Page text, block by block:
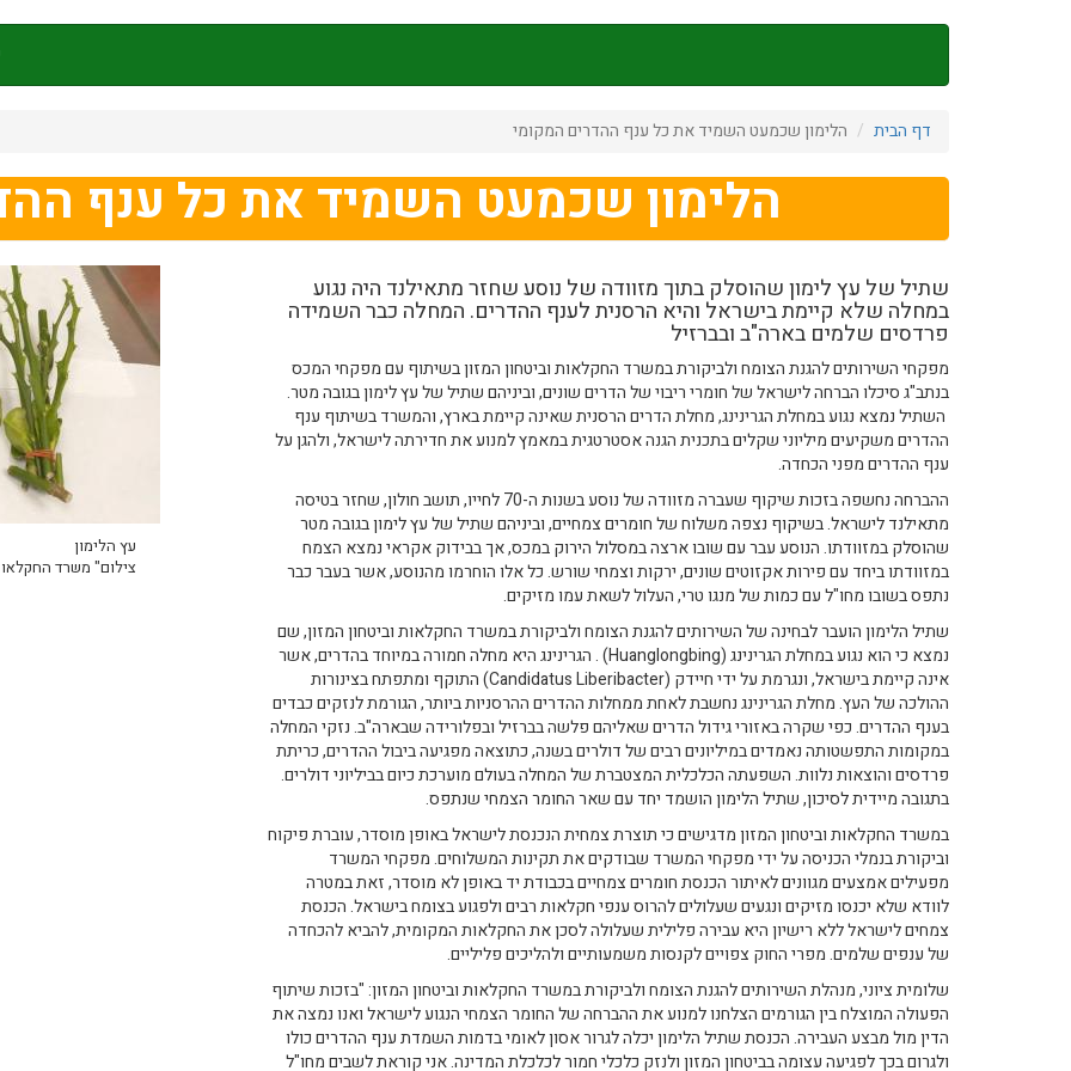
דף הבית הלימון שכמעט השמיד את כל ענף ההדרים המקומי
הלימון שכמעט השמיד את כל ענף
שתיל של עץ לימון שהוסלק בתוך מזוודה של נוסע שחזר מתאילנד היה נגוע
במחלה שלא קיימת בישראל והיא הרסנית לענף ההדרים. המחלה כבר השמידה
פרדסים שלמים בארה"ב ובברזיל
מפקחי השירותים להגנת הצומח ולביקורת במשרד החקלאות וביטחון המזון בשיתוף עם מפקחי המכס
בנתב"ג סיכלו הברחה לישראל של חומרי ריבוי של הדרים שונים, וביניהם שתיל של עץ לימון בגובה מטר.
השתיל נמצא נגוע במחלת הגרינינג, מחלת הדרים הרסנית שאינה קיימת בארץ, והמשרד בשיתוף ענף
ההדרים משקיעים מיליוני שקלים בתכנית הגנה אסטרטגית במאמץ למנוע את חדירתה לישראל, ולהגן על
ענף ההדרים מפני הכחדה.
ההברחה נחשפה בזכות שיקוף שעברה מזוודה של נוסע בשנות ה-70 לחייו, תושב חולון, שחזר בטיסה
מתאילנד לישראל. בשיקוף נצפה משלוח של חומרים צמחיים, וביניהם שתיל של עץ לימון בגובה מטר
שהוסלק במזוודתו. הנוסע עבר עם שובו ארצה במסלול הירוק במכס, אך בבידוק אקראי נמצא הצמח
במזוודתו ביחד עם פירות אקזוטים שונים, ירקות וצמחי שורש. כל אלו הוחרמו מהנוסע, אשר בעבר כבר
נתפס בשובו מחו"ל עם כמות של מנגו טרי, העלול לשאת עמו מזיקים.
שתיל הלימון הועבר לבחינה של השירותים להגנת הצומח ולביקורת במשרד החקלאות וביטחון המזון, שם
נמצא כי הוא נגוע במחלת הגרינינג (Huanglongbing) . הגרינינג היא מחלה חמורה במיוחד בהדרים, אשר
אינה קיימת בישראל, ונגרמת על ידי חיידק (Candidatus Liberibacter) התוקף ומתפתח בצינורות
ההולכה של העץ. מחלת הגרינינג נחשבת לאחת ממחלות ההדרים ההרסניות ביותר, הגורמת לנזקים כבדים
בענף ההדרים. כפי שקרה באזורי גידול הדרים שאליהם פלשה בברזיל ובפלורידה שבארה"ב. נזקי המחלה
במקומות התפשטותה נאמדים במיליונים רבים של דולרים בשנה, כתוצאה מפגיעה ביבול ההדרים, כריתת
פרדסים והוצאות נלוות. השפעתה הכלכלית המצטברת של המחלה בעולם מוערכת כיום בביליוני דולרים.
בתגובה מיידית לסיכון, שתיל הלימון הושמד יחד עם שאר החומר הצמחי שנתפס.
במשרד החקלאות וביטחון המזון מדגישים כי תוצרת צמחית הנכנסת לישראל באופן מוסדר, עוברת פיקוח
וביקורת בנמלי הכניסה על ידי מפקחי המשרד שבודקים את תקינות המשלוחים. מפקחי המשרד
מפעילים אמצעים מגוונים לאיתור הכנסת חומרים צמחיים בכבודת יד באופן לא מוסדר, זאת במטרה
לוודא שלא יכנסו מזיקים ונגעים שעלולים להרוס ענפי חקלאות רבים ולפגוע בצומח בישראל. הכנסת
צמחים לישראל ללא רישיון היא עבירה פלילית שעלולה לסכן את החקלאות המקומית, להביא להכחדה
של ענפים שלמים. מפרי החוק צפויים לקנסות משמעותיים ולהליכים פליליים.
שלומית ציוני, מנהלת השירותים להגנת הצומח ולביקורת במשרד החקלאות וביטחון המזון: "בזכות שיתוף
הפעולה המוצלח בין הגורמים הצלחנו למנוע את ההברחה של החומר הצמחי הנגוע לישראל ואנו נמצה את
הדין מול מבצע העבירה. הכנסת שתיל הלימון יכלה לגרור אסון לאומי בדמות השמדת ענף ההדרים כולו
ולגרום בכך לפגיעה עצומה בביטחון המזון ולנזק כלכלי חמור לכלכלת המדינה. אני קוראת לשבים מחו"ל
עץ הלימון
צילום" משרד